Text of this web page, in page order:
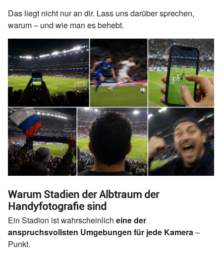
Das liegt nicht nur an dir. Lass uns darüber sprechen,
warum – und wie man es behebt.
Warum Stadien der Albtraum der
Handyfotografie sind
Ein Stadion ist wahrscheinlich eine der
anspruchsvollsten Umgebungen für jede Kamera–
Punkt.